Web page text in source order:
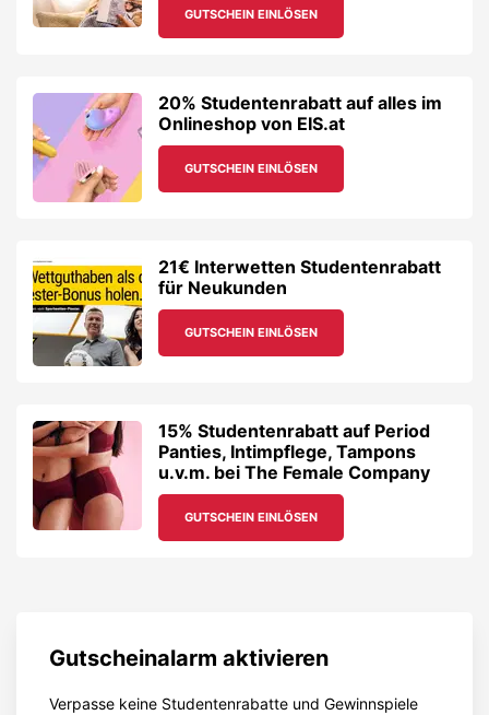
GUTSCHEIN EINLÖSEN
20% Studentenrabatt auf alles im
Onlineshop von EIS.at
GUTSCHEIN EINLÖSEN
21€ Interwetten Studentenrabatt
für Neukunden
GUTSCHEIN EINLÖSEN
15% Studentenrabatt auf Period
Panties, Intimpflege, Tampons
u.v.m. bei The Female Company
GUTSCHEIN EINLÖSEN
Gutscheinalarm aktivieren
Verpasse keine Studentenrabatte und Gewinnspiele